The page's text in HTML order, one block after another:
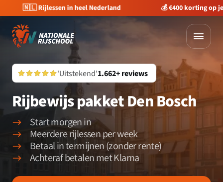
🇳🇱 Rijlessen in heel Nederland 💰 €400 korting op je
'Uitstekend'1.662+ reviews
Rijbewijs pakket Den Bosch
Start morgen in
Meerdere rijlessen per week
Betaal in termijnen (zonder rente)
Achteraf betalen met Klarna